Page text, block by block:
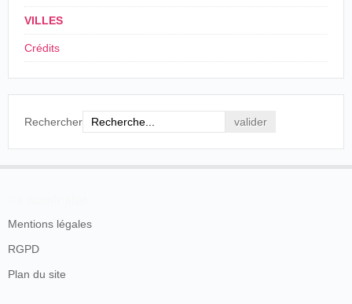
VILLES
Crédits
Rechercher
Mentions légales
RGPD
Plan du site